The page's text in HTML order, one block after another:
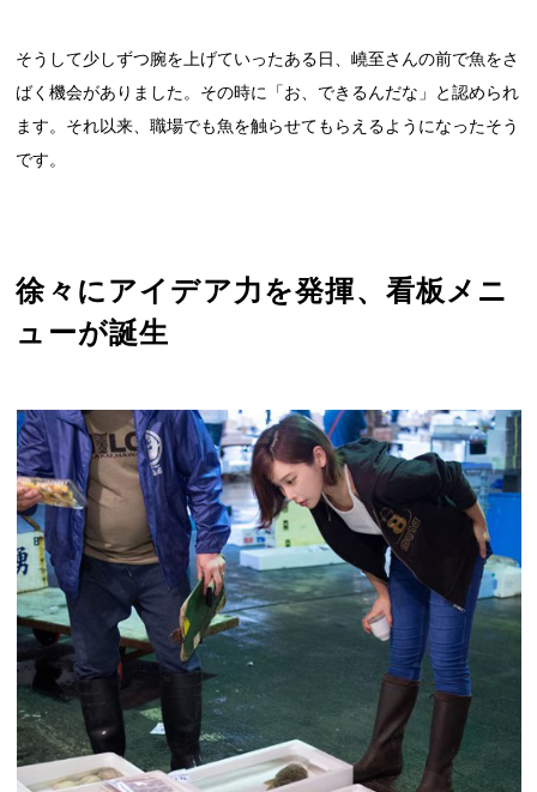
そうして少しずつ腕を上げていったある日、嶢至さんの前で魚をさ
ばく機会がありました。その時に「お、できるんだな」と認められ
ます。それ以来、職場でも魚を触らせてもらえるようになったそう
です。
徐々にアイデア力を発揮、看板メニ
ューが誕生